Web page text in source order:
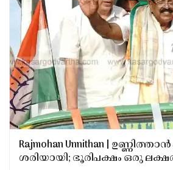
Rajmohan Unnithan |
ശരിയായി; ഭൂരിപക്ഷം ഒരു